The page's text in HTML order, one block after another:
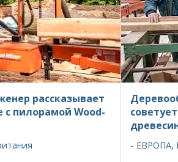
рассказывает
с пилорамой Wood-
ЕВРОПА,